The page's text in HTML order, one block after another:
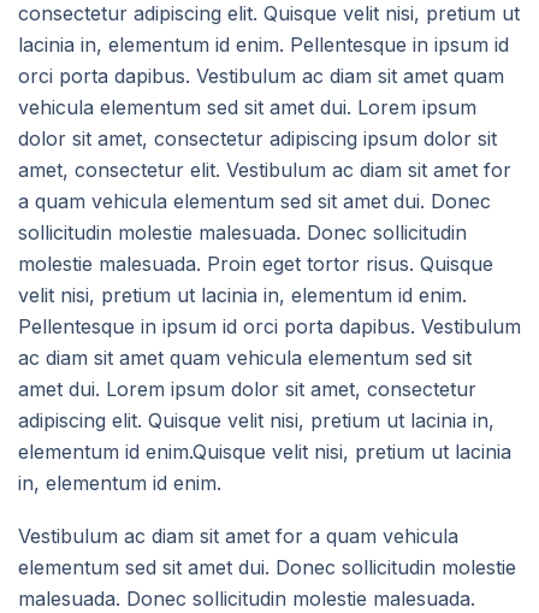
consectetur adipiscing elit. Quisque velit nisi, pretium ut
lacinia in, elementum id enim. Pellentesque in ipsum id
orci porta dapibus. Vestibulum ac diam sit amet quam
vehicula elementum sed sit amet dui. Lorem ipsum
dolor sit amet, consectetur adipiscing ipsum dolor sit
amet, consectetur elit. Vestibulum ac diam sit amet for
a quam vehicula elementum sed sit amet dui. Donec
sollicitudin molestie malesuada. Donec sollicitudin
molestie malesuada. Proin eget tortor risus. Quisque
velit nisi, pretium ut lacinia in, elementum id enim.
Pellentesque in ipsum id orci porta dapibus. Vestibulum
ac diam sit amet quam vehicula elementum sed sit
amet dui. Lorem ipsum dolor sit amet, consectetur
adipiscing elit. Quisque velit nisi, pretium ut lacinia in,
elementum id enim.Quisque velit nisi, pretium ut lacinia
in, elementum id enim.
Vestibulum ac diam sit amet for a quam vehicula
elementum sed sit amet dui. Donec sollicitudin molestie
malesuada. Donec sollicitudin molestie malesuada.